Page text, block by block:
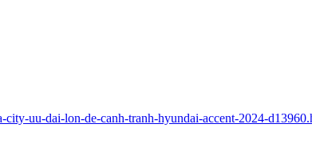
uu-dai-lon-de-canh-tranh-hyundai-accent-2024-